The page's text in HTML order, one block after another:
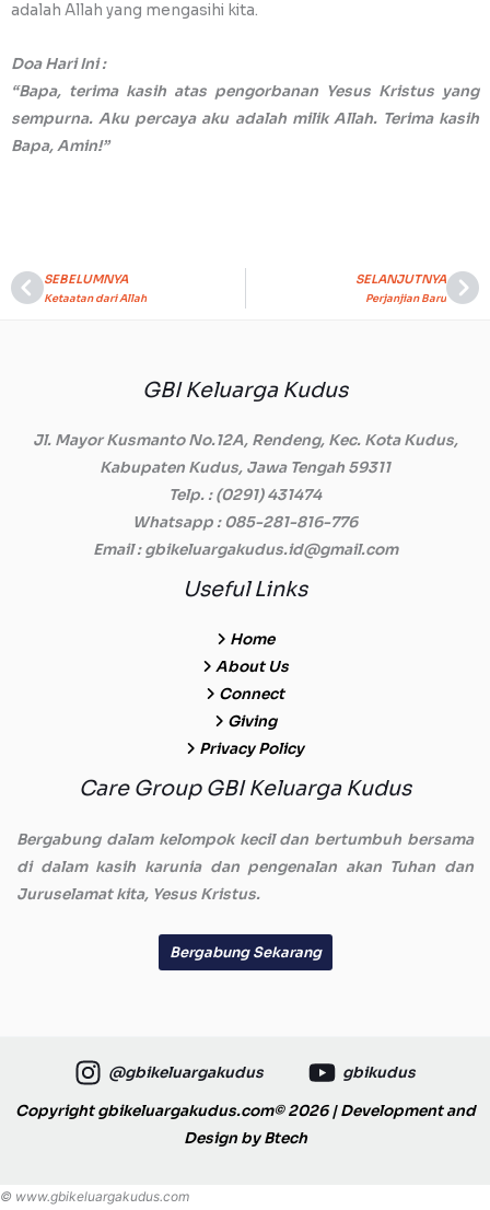
adalah Allah yang mengasihi kita.
Doa Hari Ini :
“Bapa, terima kasih atas pengorbanan Yesus Kristus yang
sempurna. Aku percaya aku adalah milik Allah. Terima kasih
Bapa, Amin!”
Prev
SEBELUMNYA
Ketaatan dari Allah
SELANJUTNYA
Perjanjian Baru
GBI Keluarga Kudus
Jl. Mayor Kusmanto No.12A, Rendeng, Kec. Kota Kudus,
Kabupaten Kudus, Jawa Tengah 59311
Telp. : (0291) 431474
Whatsapp : 085-281-816-776
Email: gbikeluargakudus.id@gmail.com
Useful Links
Home
About Us
Connect
Giving
Privacy Policy
Care Group GBI Keluarga Kudus
Bergabung dalam kelompok kecil dan bertumbuh bersama
di dalam kasih karunia dan pengenalan akan Tuhan dan
Juruselamat kita, Yesus Kristus.
Bergabung Sekarang
@gbikeluargakudus gbikudus
Copyright gbikeluargakudus.com© 2026 | Development and
Design byBtech
© www.gbikeluargakudus.com